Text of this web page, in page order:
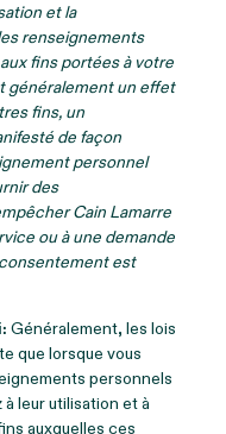
et la
renseignements
fins portées à votre
généralement un effet
fins, un
de façon
personnel
des
Cain Lamarre
ou à une demande
est
Généralement, les lois
que lorsque vous
personnels
leur utilisation et à
auxquelles ces